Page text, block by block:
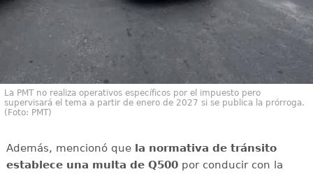
La PMT no realiza operativos específicos por el impuesto pero
supervisará el tema a partir de enero de 2027 si se publica la prórroga.
(Foto: PMT)
Además, mencionó que la normativa de tránsito
establece una multa de Q500por conducir con la